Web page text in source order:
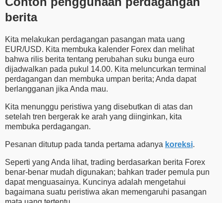
berita
Kita melakukan perdagangan pasangan mata uang
EUR/USD. Kita membuka kalender Forex dan melihat
bahwa rilis berita tentang perubahan suku bunga euro
dijadwalkan pada pukul 14.00. Kita meluncurkan terminal
perdagangan dan membuka umpan berita; Anda dapat
berlangganan jika Anda mau.
Kita menunggu peristiwa yang disebutkan di atas dan
setelah tren bergerak ke arah yang diinginkan, kita
membuka perdagangan.
Pesanan ditutup pada tanda pertama adanya koreksi.
Seperti yang Anda lihat, trading berdasarkan berita Forex
benar-benar mudah digunakan; bahkan trader pemula pun
dapat menguasainya. Kuncinya adalah mengetahui
bagaimana suatu peristiwa akan memengaruhi pasangan